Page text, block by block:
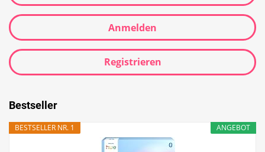
Anmelden
Registrieren
Bestseller
ANGEBOT
BESTSELLER NR. 1